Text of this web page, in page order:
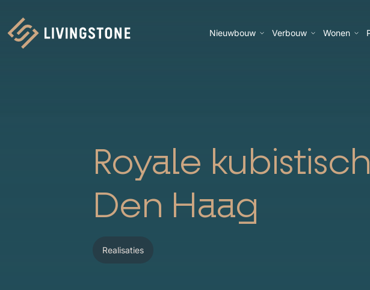
Homepage
Nieuwbouw Verbouw Wonen
Royale
Den Haag
Realisaties